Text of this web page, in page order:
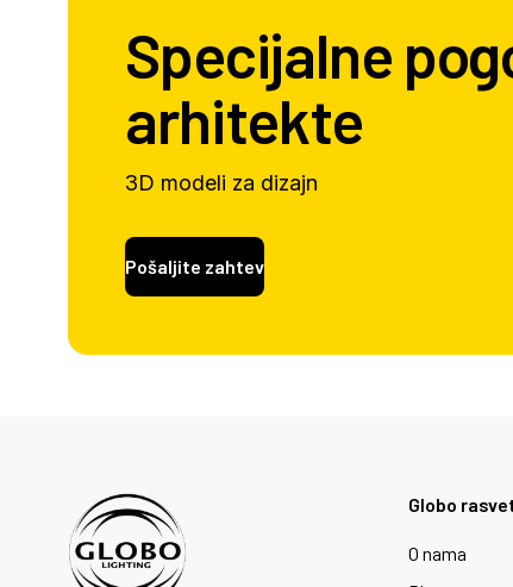
Specijalne
arhitekte
3D modeli za dizajn
Pošaljite zahtev
Globo
O nama